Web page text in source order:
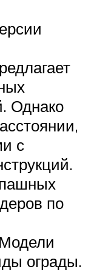
Однако
с
по
ограды.